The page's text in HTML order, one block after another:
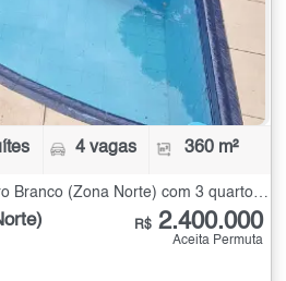
4 vagas 360 m²
R$ 2.400.000
Aceita Permuta